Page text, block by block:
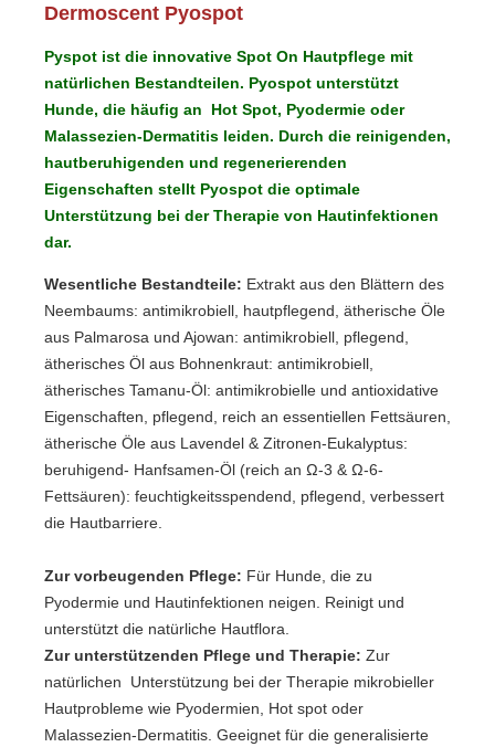
Dermoscent Pyospot
Pyspot ist die innovative Spot On Hautpflege mit
natürlichen Bestandteilen. Pyospot unterstützt
Hunde, die häufig an Hot Spot, Pyodermie oder
Malassezien-Dermatitis leiden. Durch die reinigenden,
hautberuhigenden und regenerierenden
Eigenschaften stellt Pyospot die optimale
Unterstützung bei der Therapie von Hautinfektionen
dar.
Wesentliche Bestandteile: Extrakt aus den Blättern des
Neembaums: antimikrobiell, hautpflegend , ätherische Öle
aus Palmarosa und Ajowan: antimikrobiell, pflegend
ätherisches Öl aus Bohnenkraut: antimikrobiell
ätherisches Tamanu-Öl: antimikrobielle und antioxidative
Eigenschaften, pflegend, reich an essentiellen Fettsäuren
ätherische Öle aus Lavendel & Zitronen-Eukalyptus:
beruhigend- Hanfsamen-Öl (reich an Ω-3 & Ω-6-
Fettsäuren): feuchtigkeitsspendend, pflegend, verbessert
die Hautbarriere
Zur vorbeugenden Pflege: Für Hunde, die zu
Pyodermie und Hautinfektionen neigen. Reinigt und
unterstützt die natürliche Hautflora.
Zur unterstützenden Pflege und Therapie: Zur
natürlichen Unterstützung bei der Therapie mikrobieller
Hautprobleme wie Pyodermien, Hot spot oder
Malassezien-Dermatitis. Geeignet für die generalisierte